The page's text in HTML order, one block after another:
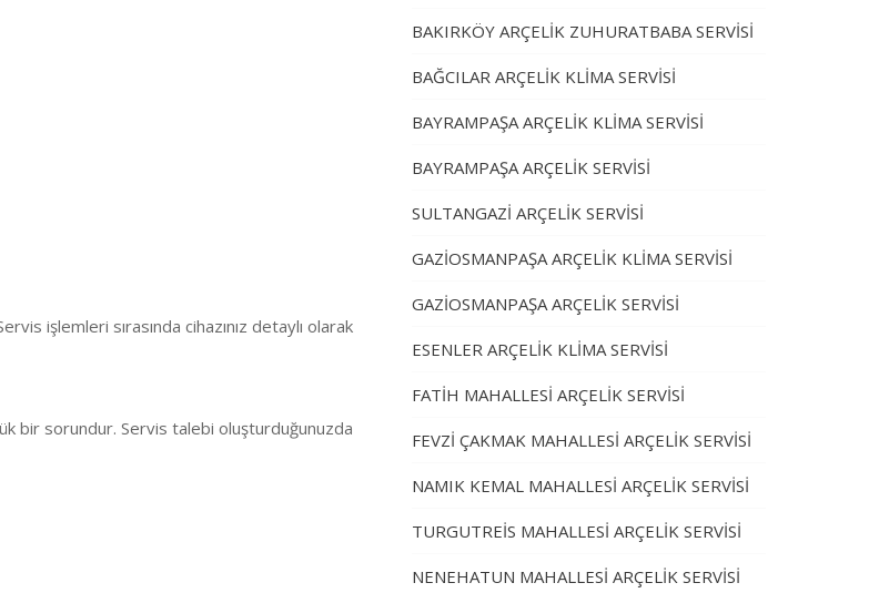
işlemleri sırasında cihazınız detaylı olarak
bir sorundur. Servis talebi oluşturduğunuzda
BAKIRKÖY ARÇELİK ZUHURATBABA SERVİSİ
BAĞCILAR ARÇELİK KLİMA SERVİSİ
BAYRAMPAŞA ARÇELİK KLİMA SERVİSİ
BAYRAMPAŞA ARÇELİK SERVİSİ
SULTANGAZİ ARÇELİK SERVİSİ
GAZİOSMANPAŞA ARÇELİK KLİMA SERVİSİ
GAZİOSMANPAŞA ARÇELİK SERVİSİ
ESENLER ARÇELİK KLİMA SERVİSİ
FATİH MAHALLESİ ARÇELİK SERVİSİ
FEVZİ ÇAKMAK MAHALLESİ ARÇELİK SERVİSİ
NAMIK KEMAL MAHALLESİ ARÇELİK SERVİSİ
TURGUTREİS MAHALLESİ ARÇELİK SERVİSİ
NENEHATUN MAHALLESİ ARÇELİK SERVİSİ